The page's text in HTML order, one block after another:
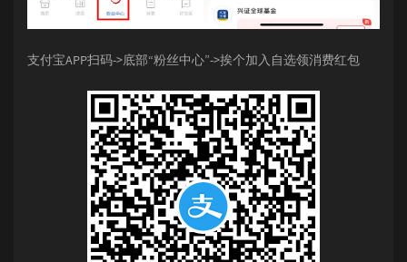
支付宝APP扫码->底部“粉丝中心”->挨个加入自选领消费红包